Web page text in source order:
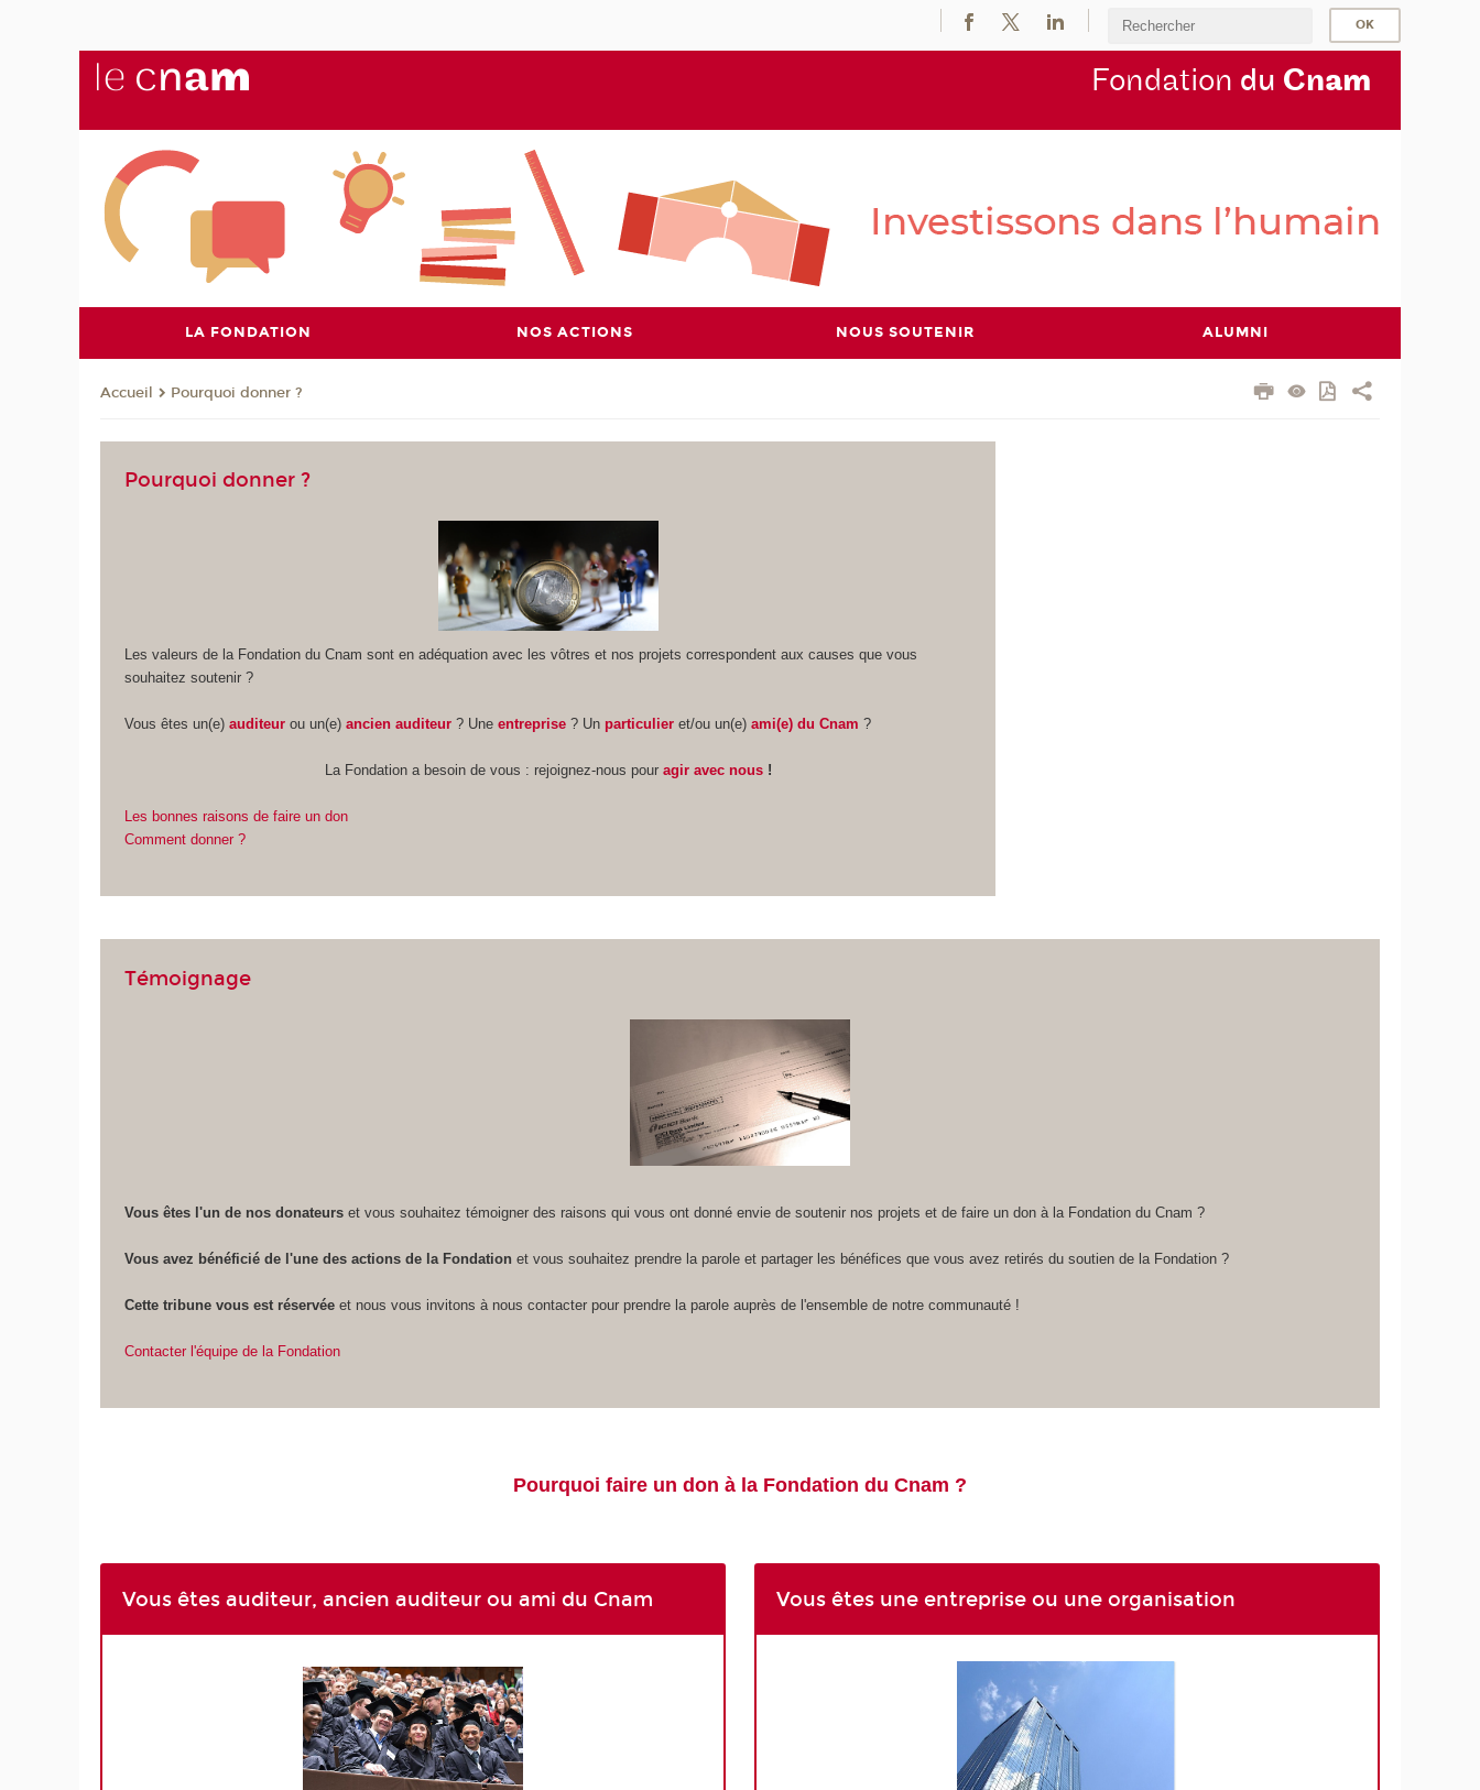
Fondation du Cnam
LA FONDATION NOS ACTIONS NOUS SOUTENIR ALUMNI
Accueil Pourquoi donner ?
Pourquoi donner ?
Les valeurs de la Fondation du Cnam sont en adéquation avec les vôtres et nos projets correspondent aux causes que vous
souhaitez soutenir ?
Vous êtes un(e)auditeur ou un(e) ancien auditeur ? Uneentreprise ? Un particulier et/ou un(e)ami(e) du Cnam ?
La Fondation a besoin de vous : rejoignez-nous pour agir avec nous!
Les bonnes raisons de faire un don
Comment donner ?
Témoignage
Vous êtes l'un de nos donateurset vous souhaitez témoigner des raisons qui vous ont donné envie de soutenir nos projets et de faire un don à la Fondation du Cnam ?
Vous avez bénéficié de l'une des actions de la Fondation et vous souhaitez prendre la parole et partager les bénéfices que vous avez retirés du soutien de la Fondation ?
Cette tribune vous est réservéeet nous vous invitons à nous contacter pour prendre la parole auprès de l'ensemble de notre communauté !
Contacter l'équipe de la Fondation
Pourquoi faire un don à la Fondation du Cnam ?
Vous êtes auditeur, ancien auditeur ou ami du Cnam Vous êtes une entreprise ou une organisation